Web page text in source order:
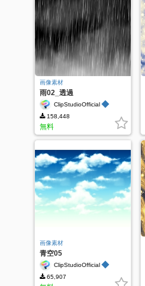
画像素材
雨02_透過
ClipStudioOfficial ◆
158,448
無料
画像素材
青空05
ClipStudioOfficial ◆
65,907